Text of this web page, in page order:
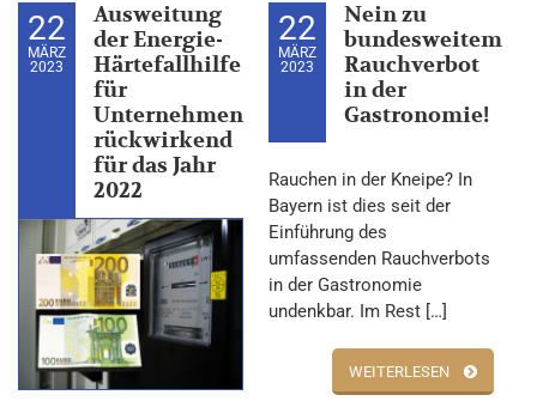
22
MÄRZ
2023
Ausweitung
der Energie-
Härtefallhilfe
für
Unternehmen
rückwirkend
für das Jahr
2022
22
MÄRZ
2023
Nein zu
bundesweitem
Rauchverbot
in der
Gastronomie!
Rauchen in der Kneipe? In
Bayern ist dies seit der
Einführung des
umfassenden Rauchverbots
in der Gastronomie
undenkbar. Im Rest […]
WEITERLESEN